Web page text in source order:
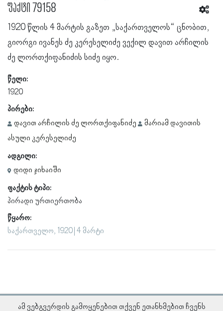
ფაქტი 79158
1920 წლის 4 მარტის გაზეთ „საქართველოს“ ცნობით,
გიორგი ივანეს ძე კერესელიძე ვექილ დავით არჩილის
ძე ლორთქიფანიძის სიძე იყო.
წელი:
1920
პირები:
დავით არჩილის ძე ლორთქიფანიძე
მარიამ დავითის
ასული კერესელიძე
ადგილი:
დიდი ჯიხაიში
ფაქტის ტიპი:
პირადი ურთიერთობა
წყარო:
საქართველო, 1920 | 4 მარტი
ამ ვებგვერდის გამოყენებით თქვენ ეთანხმებით ჩვენს